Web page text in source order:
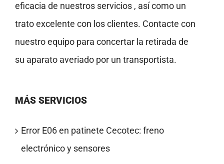
eficacia de nuestros servicios , así como un
trato excelente con los clientes. Contacte con
nuestro equipo para concertar la retirada de
su aparato averiado por un transportista.
MÁS SERVICIOS
Error E06 en patinete Cecotec: freno
electrónico y sensores